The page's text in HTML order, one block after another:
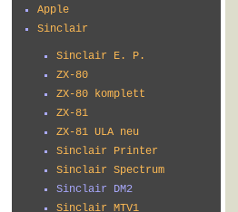
Apple
Sinclair
Sinclair E. P.
ZX-80
ZX-80 komplett
ZX-81
ZX-81 ULA neu
Sinclair Printer
Sinclair Spectrum
Sinclair DM2
Sinclair MTV1